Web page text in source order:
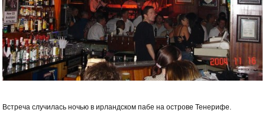
Встреча случилась ночью в ирландском пабе на острове Тенерифе.